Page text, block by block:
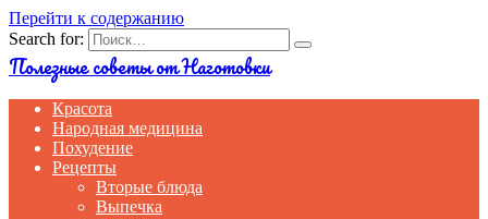
Перейти к содержанию
Search for:
Полезные советы от Наготовки
Красота
Народная медицина
Похудение
Рецепты
Вторые блюда
Выпечка